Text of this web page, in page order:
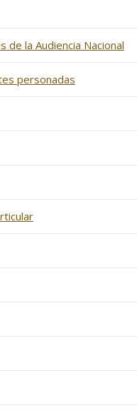
la Audiencia Nacional
personadas